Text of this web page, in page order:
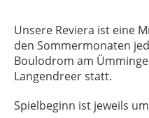
Unsere Reviera ist eine
den Sommermonaten
Boulodrom am
Langendreer statt.
Spielbeginn ist jeweils um